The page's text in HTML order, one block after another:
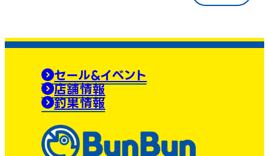
セール&イベント
店舗情報
釣果情報